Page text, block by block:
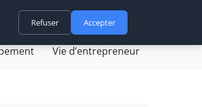
Juridique et fiscalité
Vie d’entrepreneur
Refuser Accepter